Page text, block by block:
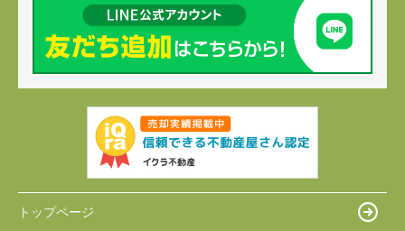
トップページ